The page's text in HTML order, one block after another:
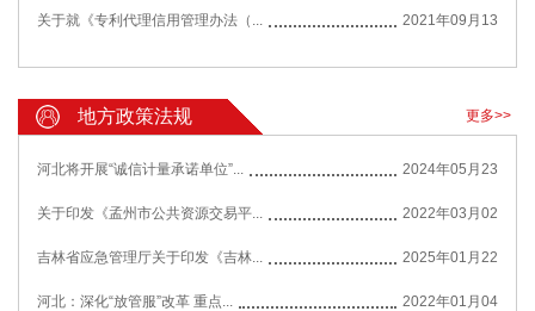
关于就《专利代理信用管理办法（... 2021年09月13
地方政策法规 更多>>
河北将开展“诚信计量承诺单位”... 2024年05月23
关于印发《孟州市公共资源交易平... 2022年03月02
吉林省应急管理厅关于印发《吉林... 2025年01月22
河北：深化“放管服”改革 重点... 2022年01月04